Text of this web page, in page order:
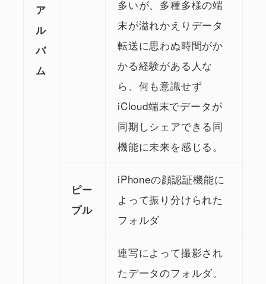
ア
ル
バ
ム
多いが、多種多様の端
末が溢れかえりデータ
転送に思わぬ時間がか
かる経験がある人な
ら、何も意識せず
iCloud端末でデータが
同期しシェアできる同
機能に未来を感じる。
ピー
プル
iPhoneの顔認証機能に
よって振り分けられた
フォルダ
連写によって撮影され
たデータのフォルダ。